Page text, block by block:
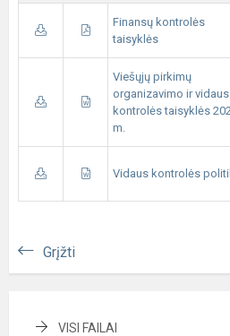
Finansų kontrolės
taisyklės
Viešųjų pirkimų
organizavimo ir vidaus
kontrolės taisyklės
m.
Vidaus kontrolės
Grįžti
VISI FAILAI